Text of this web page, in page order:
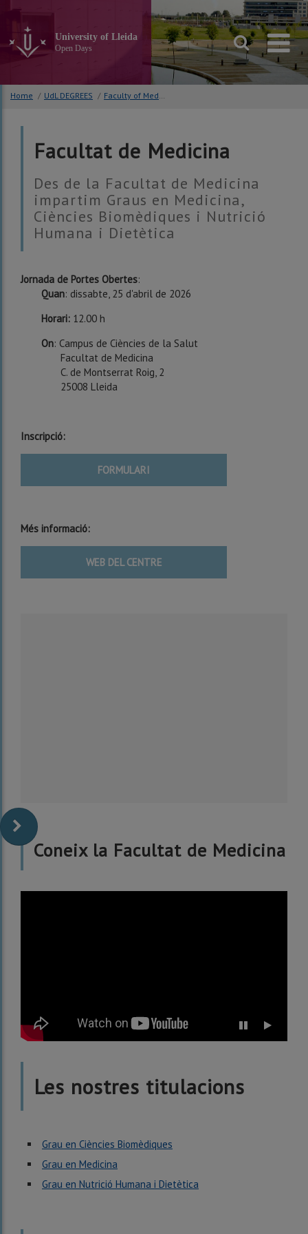
main
content
the
page
University of Lleida
Open Days
Home / UdL DEGREES / Faculty of Medicine
Facultat de Medicina
Des de la Facultat de Medicina
impartim Graus en Medicina,
Ciències Biomèdiques i Nutrició
Humana i Dietètica
Jornada de Portes Obertes:
Quan: dissabte, 25 d'abril de 2026
Horari: 12.00 h
On: Campus de Ciències de la Salut
Facultat de Medicina
C. de Montserrat Roig, 2
25008 Lleida
Inscripció:
FORMULARI
Més informació:
WEB DEL CENTRE
Coneix la Facultat de Medicina
Stop
carousel
Restart
carousel
Les nostres titulacions
Grau en Ciències Biomèdiques
Grau en Medicina
Grau en Nutrició Humana i Dietètica